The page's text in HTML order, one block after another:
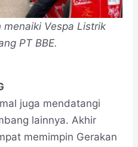
Vespa Listrik
PT BBE.
juga mendatangi
lainnya. Akhir
memimpin Gerakan